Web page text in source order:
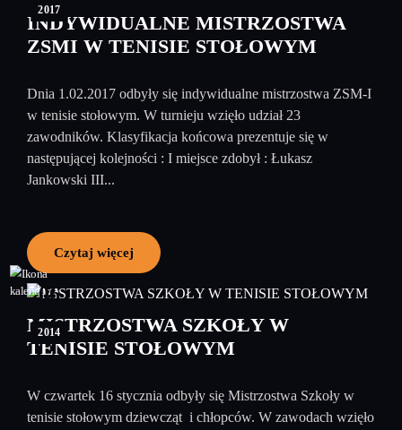
2017
INDYWIDUALNE MISTRZOSTWA
ZSMI W TENISIE STOŁOWYM
Dnia 1.02.2017 odbyły się indywidualne mistrzostwa ZSM-I
w tenisie stołowym. W turnieju wzięło udział 23
zawodników. Klasyfikacja końcowa prezentuje się w
następującej kolejności : I miejsce zdobył : Łukasz
Jankowski III...
Czytaj więcej
06
2014
MISTRZOSTWA SZKOŁY W
TENISIE STOŁOWYM
W czwartek 16 stycznia odbyły się Mistrzostwa Szkoły w
tenisie stołowym dziewcząt i chłopców. W zawodach wzięło